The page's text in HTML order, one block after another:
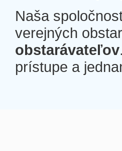
Naša
verejných
obstarávateľov
prístupe a